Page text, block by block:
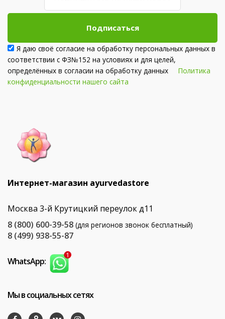
Подписаться
Я даю своё согласие на обработку персональных данных в
соответствии с ФЗ№152 на условиях и для целей,
определённых в согласии на обработку данных Политика
конфиденциальности нашего сайта
Интернет-магазин ayurvedastore
Москва 3-й Крутицкий переулок д11
8 (800) 600-39-58 (для регионов звонок бесплатный)
8 (499) 938-55-87
WhatsApp:
Мы в социальных сетях